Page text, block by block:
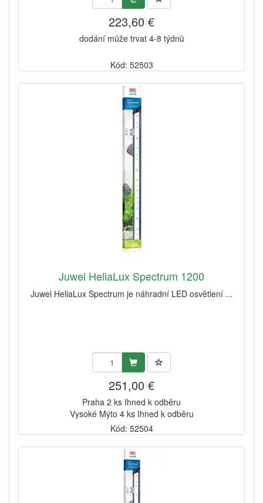
223,60 €
dodání může trvat 4-8 týdnů
Kód: 52503
Juwel HeliaLux Spectrum 1200
Juwel HeliaLux Spectrum je náhradní LED osvětlení ...
251,00 €
Praha 2 ks Ihned k odběru
Vysoké Mýto 4 ks Ihned k odběru
Kód: 52504